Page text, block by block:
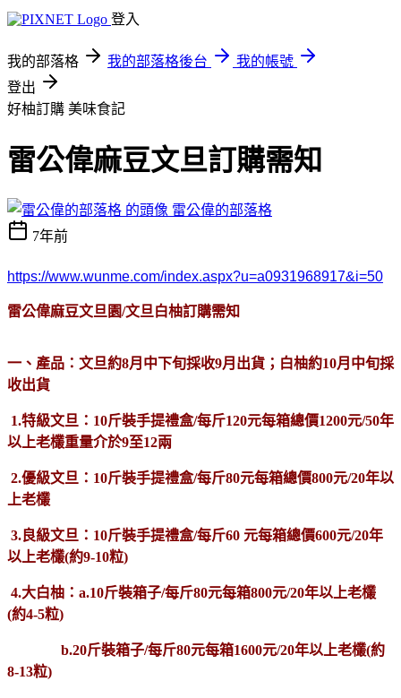
登入
我的部落格 我的部落格後台
我的帳號
登出
好柚訂購 美味食記
雷公偉麻豆文旦訂購需知
雷公偉的部落格
7年前
https://www.wunme.com/index.aspx?u=a0931968917&i=50
雷公偉麻豆文旦園/文旦白柚訂購需知
一、產品：文旦約8月中下旬採收9月出貨；白柚約10月中旬採
收出貨
1.特級文旦：10斤裝手提禮盒/每斤120元每箱總價1200元/50年
以上老欉重量介於9至12兩
2.優級文旦：10斤裝手提禮盒/每斤80元每箱總價800元/20年以
上老欉
3.良級文旦：10斤裝手提禮盒/每斤60 元每箱總價600元/20年
以上老欉(約9-10粒)
4.大白柚：a.10斤裝箱子/每斤80元每箱800元/20年以上老欉
(約4-5粒)
b.20斤裝箱子/每斤80元每箱1600元/20年以上老欉(約
8-13粒)